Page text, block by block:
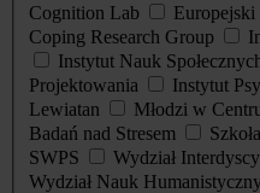
Cognition Lab
Coping Research Group
Instytut Nauk
Projektowania
Instytut
Lewiatan
Młodzi w
Badań nad Stresem
SWPS
Wydział
Wydział Nauk